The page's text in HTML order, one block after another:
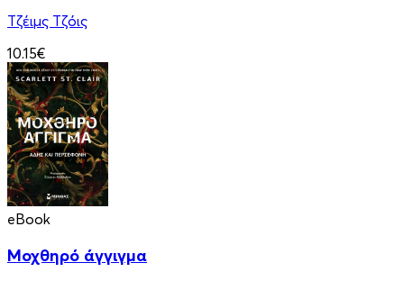
Τζέιμς Τζόις
10.15€
eBook
Μοχθηρό άγγιγμα